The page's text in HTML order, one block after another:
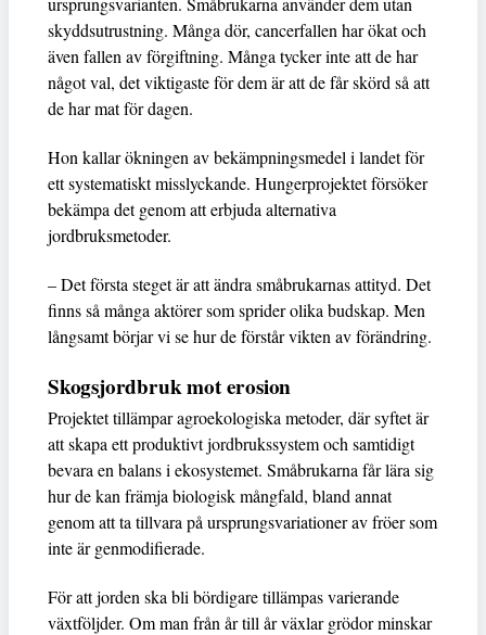
skyddsutrustning. Många dör, cancerfallen har ökat och
även fallen av förgiftning. Många tycker inte att de har
något val, det viktigaste för dem är att de får skörd så att
de har mat för dagen.
Hon kallar ökningen av bekämpningsmedel i landet för
ett systematiskt misslyckande. Hungerprojektet försöker
bekämpa det genom att erbjuda alternativa
jordbruksmetoder.
– Det första steget är att ändra småbrukarnas attityd. Det
finns så många aktörer som sprider olika budskap. Men
långsamt börjar vi se hur de förstår vikten av förändring.
Skogsjordbruk mot erosion
Projektet tillämpar agroekologiska metoder, där syftet är
att skapa ett produktivt jordbrukssystem och samtidigt
bevara en balans i ekosystemet. Småbrukarna får lära sig
hur de kan främja biologisk mångfald, bland annat
genom att ta tillvara på ursprungsvariationer av fröer som
inte är genmodifierade.
För att jorden ska bli bördigare tillämpas varierande
växtföljder. Om man från år till år växlar grödor minskar